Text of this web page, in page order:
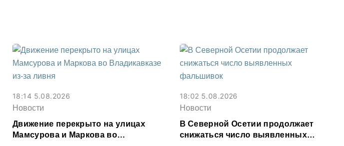
18:14 5.08.2026
Новости
Движение перекрыто на улицах
Мамсурова и Маркова во
18:02 5.08.2026
Новости
В Северной Осетии продолжает
снижаться число выявленных